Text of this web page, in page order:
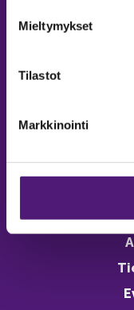
Mieltymykset
Tilastot
Markkinointi